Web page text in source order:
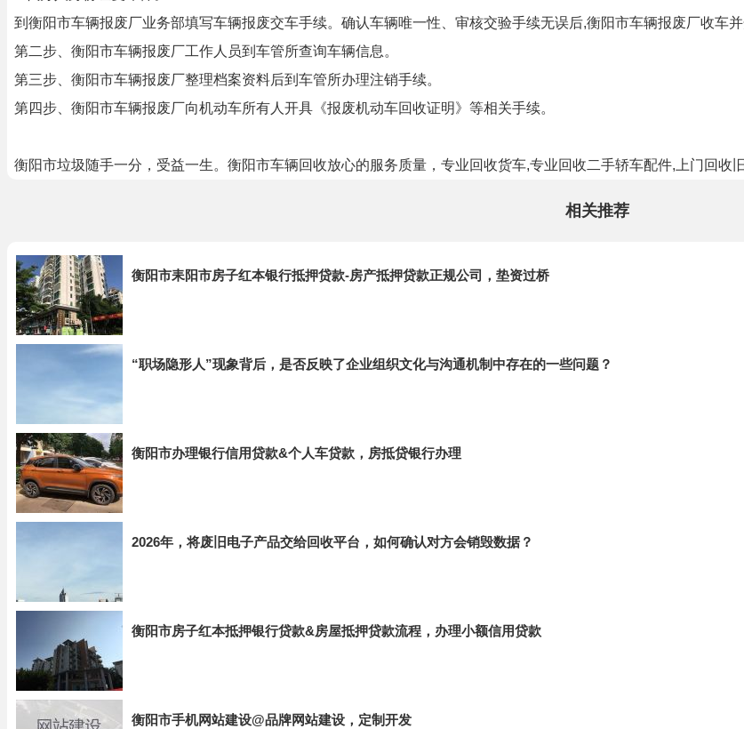
到衡阳市车辆报废厂业务部填写车辆报废交车手续。确认车辆唯一性、审核交验手续无误后,衡阳市车辆报废厂收车并
第二步、衡阳市车辆报废厂工作人员到车管所查询车辆信息。
第三步、衡阳市车辆报废厂整理档案资料后到车管所办理注销手续。
第四步、衡阳市车辆报废厂向机动车所有人开具《报废机动车回收证明》等相关手续。
衡阳市垃圾随手一分，受益一生。衡阳市车辆回收放心的服务质量，专业回收货车,专业回收二手轿车配件,上门回收
相关推荐
衡阳市耒阳市房子红本银行抵押贷款-房产抵押贷款正规公司，垫资过桥
“职场隐形人”现象背后，是否反映了企业组织文化与沟通机制中存在的一些问题？
衡阳市办理银行信用贷款&个人车贷款，房抵贷银行办理
2026年，将废旧电子产品交给回收平台，如何确认对方会销毁数据？
衡阳市房子红本抵押银行贷款&房屋抵押贷款流程，办理小额信用贷款
衡阳市手机网站建设@品牌网站建设，定制开发